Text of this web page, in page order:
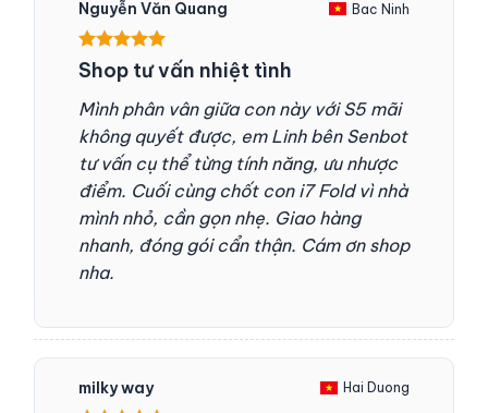
Nguyễn Văn Quang Bac Ninh
Được xếp
hạng5 5
sao
Shop tư vấn nhiệt tình
Mình phân vân giữa con này với S5 mãi
không quyết được, em Linh bên Senbot
tư vấn cụ thể từng tính năng, ưu nhược
điểm. Cuối cùng chốt con i7 Fold vì nhà
mình nhỏ, cần gọn nhẹ. Giao hàng
nhanh, đóng gói cẩn thận. Cám ơn shop
nha.
milky way Hai Duong